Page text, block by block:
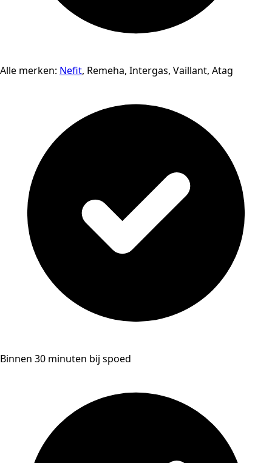
Alle merken: Nefit, Remeha, Intergas, Vaillant, Atag
Binnen 30 minuten bij spoed